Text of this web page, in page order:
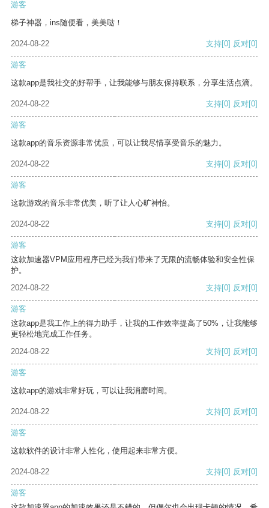
游客
梯子神器，ins随便看，美美哒！
2024-08-22 支持[0] 反对[0]
游客
这款app是我社交的好帮手，让我能够与朋友保持联系，分享生活点滴。
2024-08-22 支持[0] 反对[0]
游客
这款app的音乐资源非常优质，可以让我尽情享受音乐的魅力。
2024-08-22 支持[0] 反对[0]
游客
这款游戏的音乐非常优美，听了让人心旷神怡。
2024-08-22 支持[0] 反对[0]
游客
这款加速器VPM应用程序已经为我们带来了无限的流畅体验和安全性保
护。
2024-08-22
支持[0] 反对[0]
游客
这款app是我工作上的得力助手，让我的工作效率提高了50%，让我能够
更轻松地完成工作任务。
2024-08-22
支持[0] 反对[0]
游客
这款app的游戏非常好玩，可以让我消磨时间。
2024-08-22 支持[0] 反对[0]
游客
这款软件的设计非常人性化，使用起来非常方便。
2024-08-22 支持[0] 反对[0]
游客